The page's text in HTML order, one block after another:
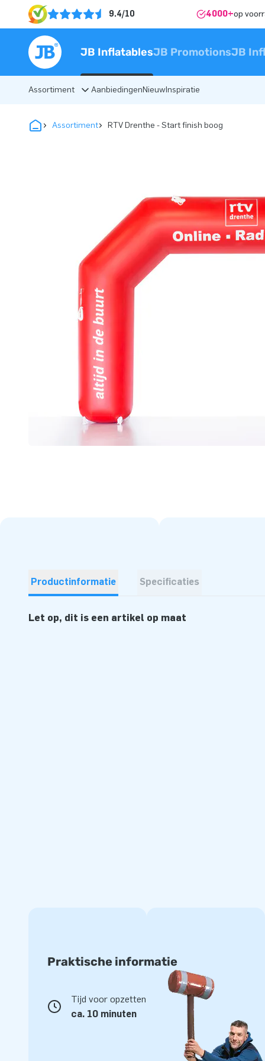
9.4/10 4000+op
JB InflatablesJB PromotionsJB
Assortiment AanbiedingenNieuwInspiratie
Assortiment RTV Drenthe - Start finish boog
Productinformatie Specificaties
Let op, dit is een artikel op maat
Praktische informatie
Tijd voor opzetten
ca. 10 minuten